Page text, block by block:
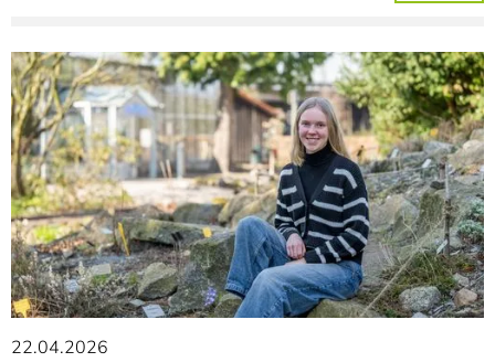
22.04.2026